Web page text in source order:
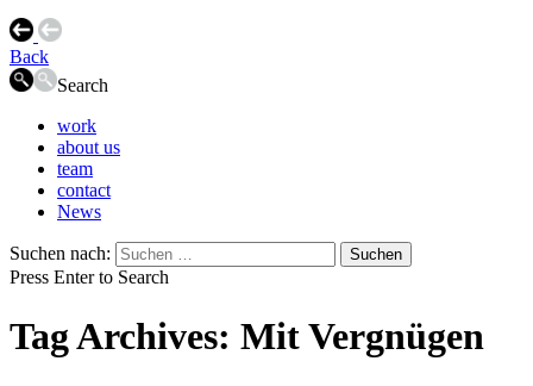
Back
Search
work
about us
team
contact
News
Suchen nach:
Press Enter to Search
Tag Archives: Mit Vergnügen